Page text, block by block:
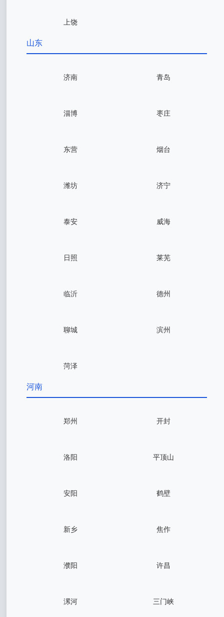
上饶
山东
济南 青岛
淄博 枣庄
东营 烟台
潍坊 济宁
泰安 威海
日照 莱芜
临沂 德州
聊城 滨州
菏泽
河南
郑州 开封
洛阳 平顶山
安阳 鹤壁
新乡 焦作
濮阳 许昌
漯河 三门峡